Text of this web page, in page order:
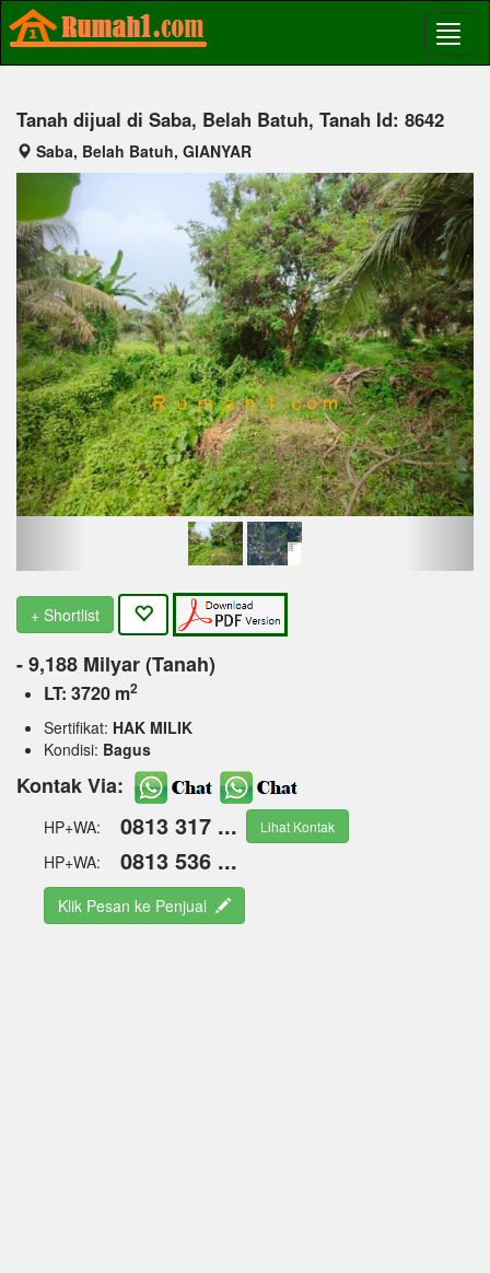
Tanah dijual di Saba, Belah Batuh, Tanah Id: 8642
Saba, Belah Batuh, GIANYAR
Previous Next
+ Shortlist
- 9,188 Milyar (Tanah)
LT: 3720 m2
Sertifikat: HAK MILIK
Kondisi: Bagus
Kontak Via:
HP+WA: 0813 317 ... Lihat Kontak
HP+WA: 0813 536 ...
Klik Pesan ke Penjual